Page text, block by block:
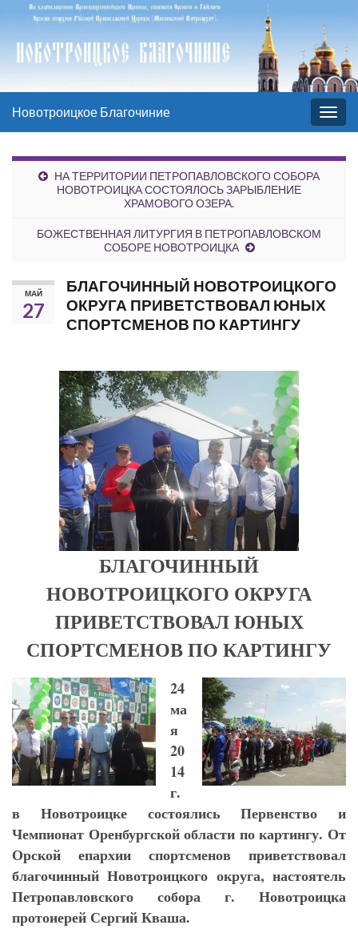
Вкл/
выкл
Новотроицкое Благочиние
НА ТЕРРИТОРИИ ПЕТРОПАВЛОВСКОГО СОБОРА
НОВОТРОИЦКА СОСТОЯЛОСЬ ЗАРЫБЛЕНИЕ
ХРАМОВОГО ОЗЕРА.
БОЖЕСТВЕННАЯ ЛИТУРГИЯ В ПЕТРОПАВЛОВСКОМ
СОБОРЕ НОВОТРОИЦКА
МАЙ
27
БЛАГОЧИННЫЙ НОВОТРОИЦКОГО
ОКРУГА ПРИВЕТСТВОВАЛ ЮНЫХ
СПОРТСМЕНОВ ПО КАРТИНГУ
БЛАГОЧИННЫЙ
НОВОТРОИЦКОГО ОКРУГА
ПРИВЕТСТВОВАЛ ЮНЫХ
СПОРТСМЕНОВ ПО КАРТИНГУ
24
ма
я
20
14
г.
в Новотроицке состоялись Первенство и
Чемпионат Оренбургской области по картингу. От
Орской епархии спортсменов приветствовал
благочинный Новотроицкого округа, настоятель
Петропавловского собора г. Новотроицка
протоиерей Сергий Кваша.